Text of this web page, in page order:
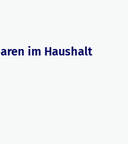
im Haushalt